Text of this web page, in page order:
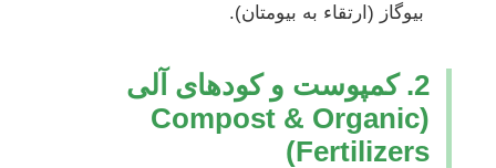
بیوگاز (ارتقاء به بیومتان).
2. کمپوست و کودهای آلی
(Compost & Organic
Fertilizers)